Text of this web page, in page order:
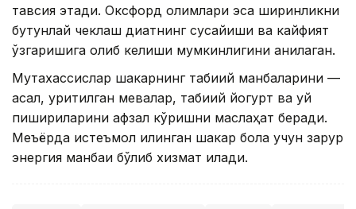
тавсия этади. Оксфорд олимлари эса ширинликни
бутунлай чеклаш диққатнинг сусайиши ва кайфият
ўзгаришига олиб келиши мумкинлигини аниқлаган.
Мутахассислар шакарнинг табиий манбаларини —
асал, қуритилган мевалар, табиий йогурт ва уй
пишириқларини афзал кўришни маслаҳат беради.
Меъёрда истеъмол қилинган шакар бола учун зарур
энергия манбаи бўлиб хизмат қилади.